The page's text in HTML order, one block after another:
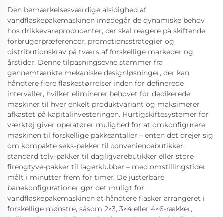
Den bemærkelsesværdige alsidighed af
vandflaskepakemaskinen imødegår de dynamiske behov
hos drikkevareproducenter, der skal reagere på skiftende
forbrugerpræferencer, promotionsstrategier og
distributionskrav på tværs af forskellige markeder og
årstider. Denne tilpasningsevne stammer fra
gennemtænkte mekaniske designløsninger, der kan
håndtere flere flaskestørrelser inden for definerede
intervaller, hvilket eliminerer behovet for dedikerede
maskiner til hver enkelt produktvariant og maksimerer
afkastet på kapitalinvesteringen. Hurtigskiftesystemer for
værktøj giver operatører mulighed for at omkonfigurere
maskinen til forskellige pakkeantaller – enten det drejer sig
om kompakte seks-pakker til conveniencebutikker,
standard tolv-pakker til dagligvarebutikker eller store
fireogtyve-pakker til lagerklubber – med omstillingstider
målt i minutter frem for timer. De justerbare
banekonfigurationer gør det muligt for
vandflaskepakemaskinen at håndtere flasker arrangeret i
forskellige mønstre, såsom 2×3, 3×4 eller 4×6-rækker,